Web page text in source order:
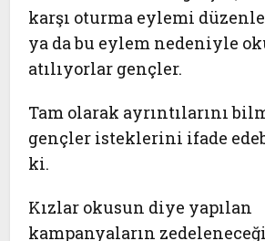
karşı oturma eylemi
ya da bu eylem nedeniyle
atılıyorlar gençler.
Tam olarak ayrıntılarını
gençler isteklerini ifade
ki.
Kızlar okusun diye yapılan
kampanyaların